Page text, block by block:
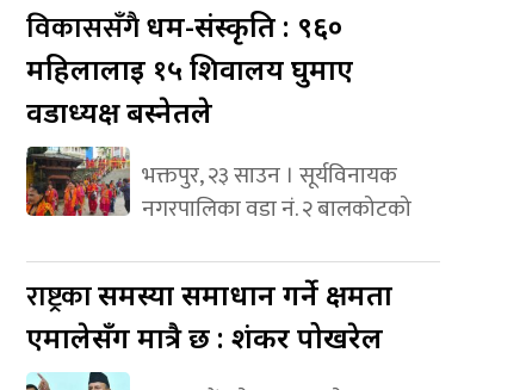
विकाससँगैधर्म-संस्कृति : ९६०
महिलालाई १५ शिवालय घुमाए
वडाध्यक्ष बस्नेतले
भक्तपुर, २३ साउन । सूर्यविनायक
नगरपालिका वडा नं. २ बालकोटको
राष्ट्रकासमस्या समाधान गर्ने क्षमता
एमालेसँग मात्रै छ : शंकर पोखरेल